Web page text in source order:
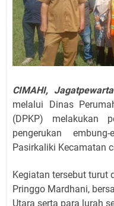
CIMAHI,
melalui Dinas
(DPKP) melakukan
pengerukan
Pasirkaliki Kecamatan
Kegiatan tersebut turut
Pringgo Mardhani,
Utara serta para lurah